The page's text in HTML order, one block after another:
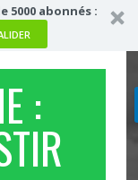
5000 abonnés :
: